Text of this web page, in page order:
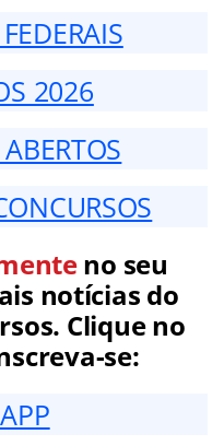
2026
no seu
notícias do
Clique no
se: